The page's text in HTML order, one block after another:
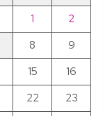
1
2
8
9
15
16
22
23